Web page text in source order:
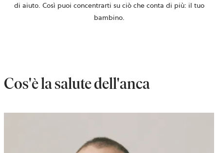
di aiuto. Così puoi concentrarti su ciò che conta di più: il tuo
bambino.
Cos'è la salute dell'anca